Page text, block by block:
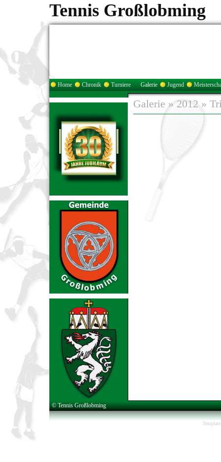
Tennis Großlobming
Home Chronik Turniere Galerie Jugend
Galerie »2012 »
© Tennis Großlobming